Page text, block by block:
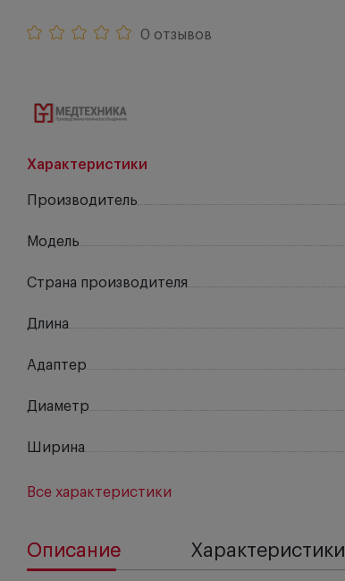
0 отзывов
Характеристики
Производитель
Модель
Страна производителя
Длина
Адаптер
Диаметр
Ширина
Все характеристики
Описание Характеристики